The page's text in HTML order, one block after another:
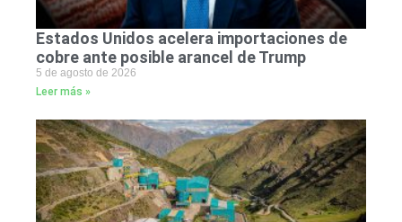
Estados Unidos acelera importaciones de
cobre ante posible arancel de Trump
5 de agosto de 2026
Leer más »